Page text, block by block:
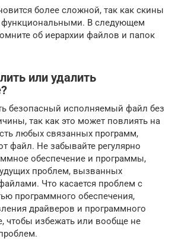
более сложной, так как скины
функциональными. В следующем
об иерархии файлов и папок
или удалить
безопасный исполняемый файл без
так как это может повлиять на
любых связанных программ,
файл. Не забывайте регулярно
обеспечение и программы,
проблем, вызванных
Что касается проблем с
программного обеспечения,
драйверов и программного
чтобы избежать или вообще не